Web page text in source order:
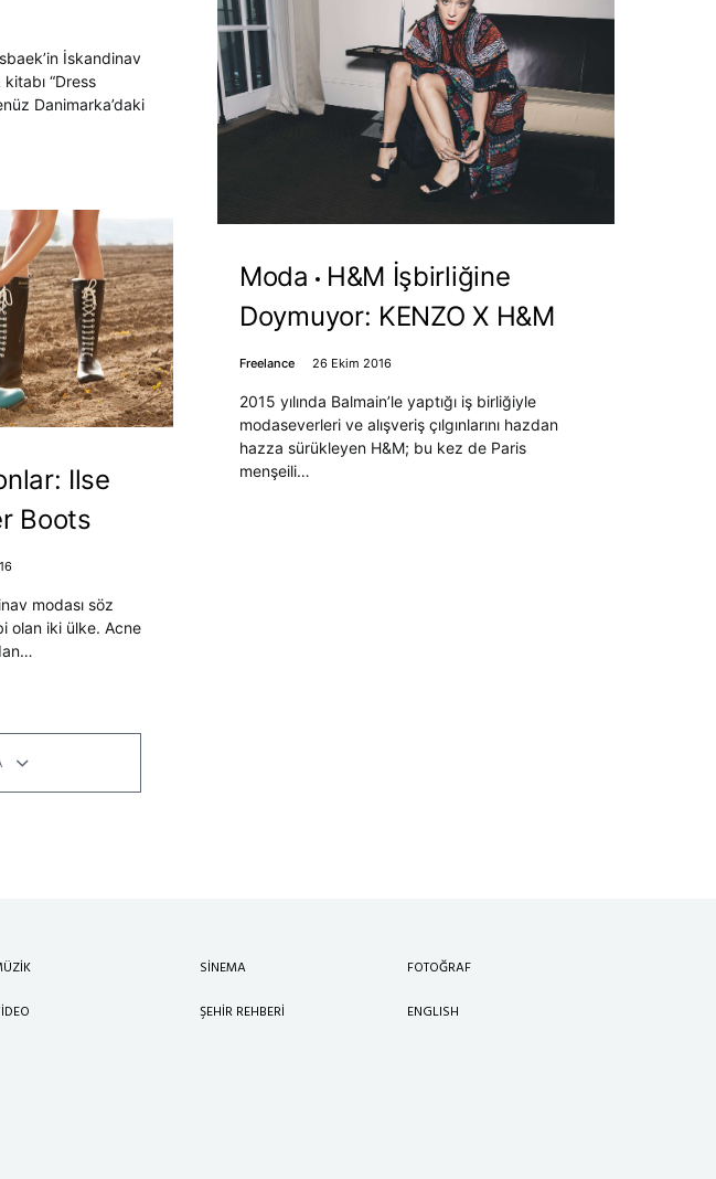
İskandinav
kitabı “Dress
Danimarka’daki
Ilse
Boots
modası söz
olan iki ülke. Acne
Moda
H&M İşbirliğine
Doymuyor: KENZO X H&M
Freelance 26 Ekim 2016
2015 yılında Balmain’le yaptığı iş birliğiyle
modaseverleri ve alışveriş çılgınlarını hazdan
hazza sürükleyen H&M; bu kez de Paris
menşeili…
SINEMA
FOTOĞRAF
ŞEHIR REHBERI ENGLISH